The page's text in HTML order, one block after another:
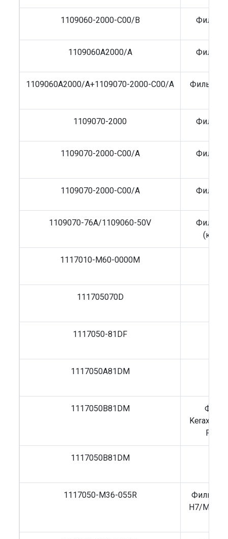
1109060-2000-C00/B Фильтр
1109060A2000/A Фильтр
1109060A2000/A+1109070-2000-C00/A Фильтр
1109070-2000 Фильтр
1109070-2000-C00/A Фильтр
1109070-2000-C00/A Фильтр
1109070-76A/1109060-50V
Фильтр
1117010-M60-0000M
111705070D
1117050-81DF
1117050A81DM
1117050B81DM
Kerax/
1117050B81DM
1117050-M36-055R
Фильтр
H7/M5/